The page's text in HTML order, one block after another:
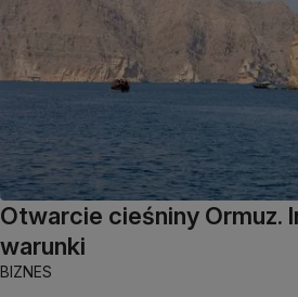
Otwarcie cieśniny Ormuz.
warunki
BIZNES